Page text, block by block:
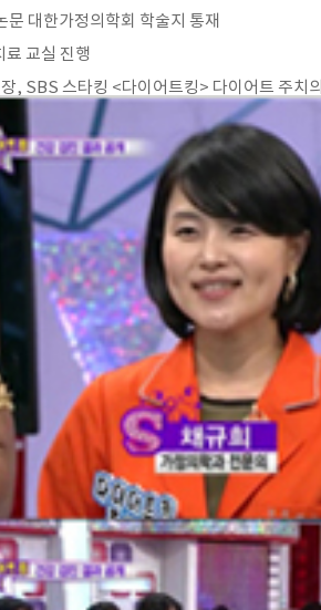
문 대한가정의학회 학술지 통재
교실 진행
, SBS 스타킹 <다이어트킹> 다이어트 주치의